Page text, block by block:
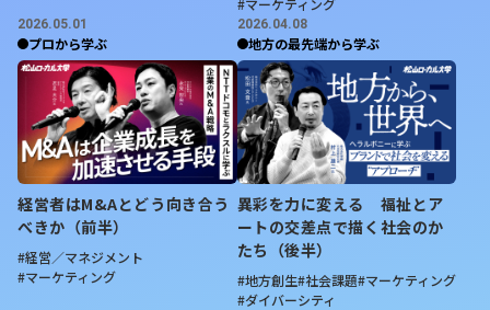
#マーケティング
2026.05.01
プロから学ぶ
経営者はM&Aとどう向き合う
べきか（前半）
#経営／マネジメント
#マーケティング
2026.04.08
地方の最先端から学ぶ
異彩を力に変える 福祉とア
ートの交差点で描く社会のか
たち（後半）
#地方創生#社会課題#マーケティング
#ダイバーシティ